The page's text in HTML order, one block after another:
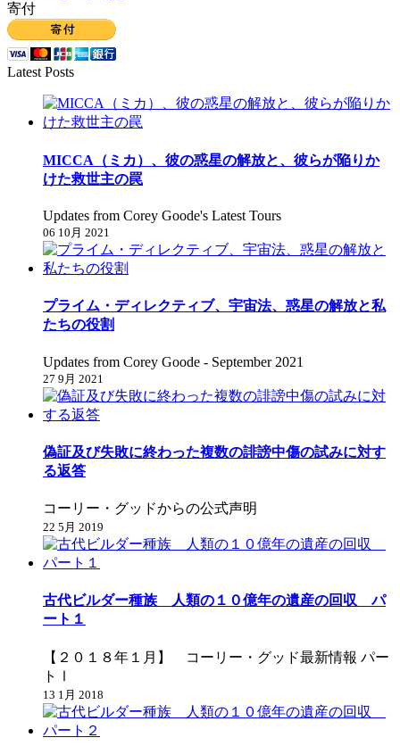
寄付
Latest Posts
MICCA（ミカ）、彼の惑星の解放と、彼らが陥りか
けた救世主の罠
Updates from Corey Goode's Latest Tours
06 10月 2021
プライム・ディレクティブ、宇宙法、惑星の解放と私
たちの役割
Updates from Corey Goode - September 2021
27 9月 2021
偽証及び失敗に終わった複数の誹謗中傷の試みに対す
る返答
コーリー・グッドからの公式声明
22 5月 2019
古代ビルダー種族 人類の１０億年の遺産の回収 パ
ート１
【２０１８年１月】 コーリー・グッド最新情報 パー
トⅠ
13 1月 2018